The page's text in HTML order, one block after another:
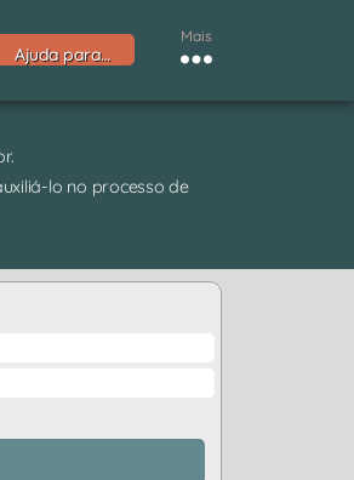
Ajuda para…
Mais
lo no processo de